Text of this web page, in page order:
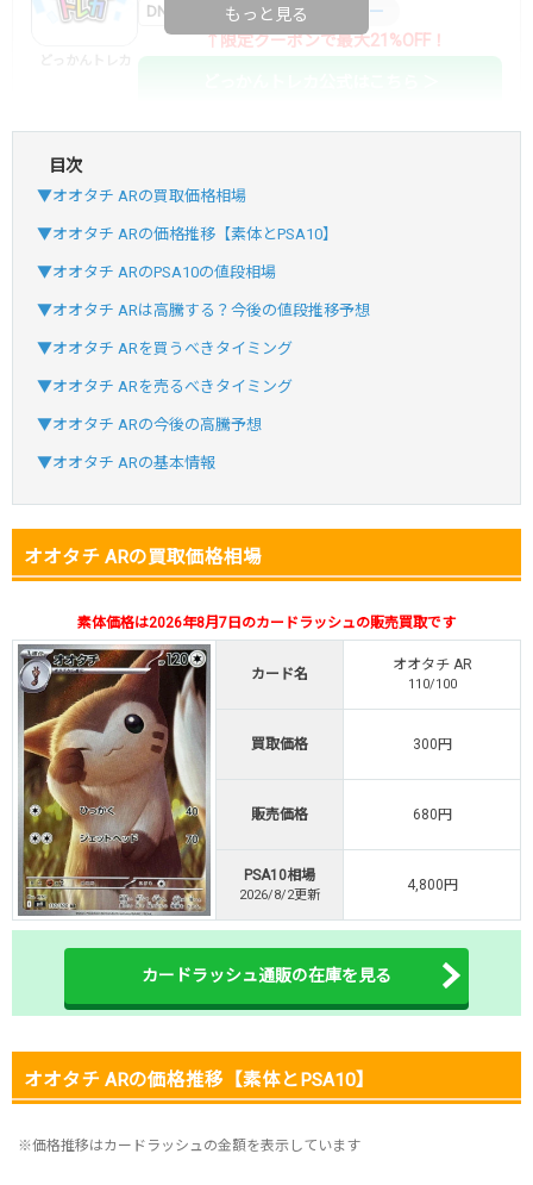
DNGBIF4X コードコピー
↑限定クーポンで最大21%OFF！
おりパンダ
・新規登録で6種類アド確解禁
SVGC7P コードコピー
・新規登録で6種類アド確解禁
オリくじ
・初回購入は500coinが50円
新規登録で無料100連できる
オリくじ公式はこちら ＞
TORAオリパ
・リリース1周年イベント開催中！
・新規登録で最大90%OFF
初回登録で4種類アド確解放
TORAオリパ公式はこちら ＞
もっと見る
目次
▼オオタチ ARの買取価格相場
▼オオタチ ARの価格推移【素体とPSA10】
▼オオタチ ARのPSA10の値段相場
▼オオタチ ARは高騰する？今後の値段推移予想
▼オオタチ ARを買うべきタイミング
▼オオタチ ARを売るべきタイミング
▼オオタチ ARの今後の高騰予想
▼オオタチ ARの基本情報
オオタチ ARの買取価格相場
素体価格は2026年8月7日のカードラッシュの販売買取です
カード名
オオタチ AR
110/100
買取価格 300円
販売価格 680円
PSA10相場
2026/8/2更新
4,800円
カードラッシュ通販の在庫を見る
オオタチ ARの価格推移【素体とPSA10】
※価格推移はカードラッシュの金額を表示しています